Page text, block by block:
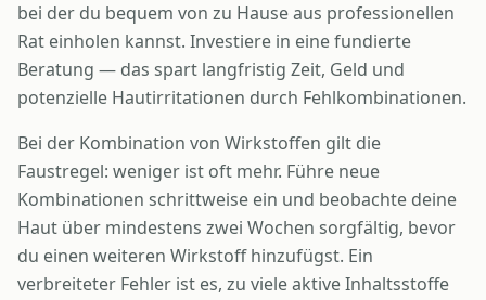
bei der du bequem von zu Hause aus professionellen
Rat einholen kannst. Investiere in eine fundierte
Beratung — das spart langfristig Zeit, Geld und
potenzielle Hautirritationen durch Fehlkombinationen.
Bei der Kombination von Wirkstoffen gilt die
Faustregel: weniger ist oft mehr. Führe neue
Kombinationen schrittweise ein und beobachte deine
Haut über mindestens zwei Wochen sorgfältig, bevor
du einen weiteren Wirkstoff hinzufügst. Ein
verbreiteter Fehler ist es, zu viele aktive Inhaltsstoffe